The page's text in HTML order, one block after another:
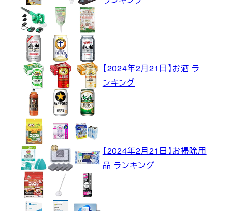
【2024年2月21日】お酒 ラ
ンキング
【2024年2月21日】お掃除用
品 ランキング